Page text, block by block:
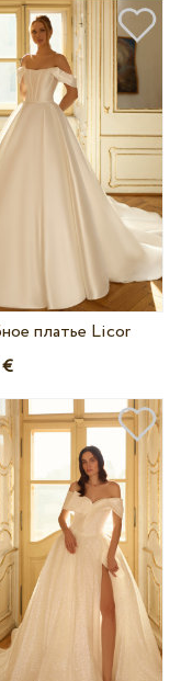
платье Licor
€